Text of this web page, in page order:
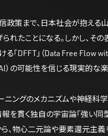
策まで、日本社会が抱える
れたことになる。しかし、そ
「DFFT」（Data Free Flow
）の可能性を信じる現実的な
ニングのメカニズムや神経科
報を貫く独自の宇宙論「強い同
ら、物心二元論や要素還元主